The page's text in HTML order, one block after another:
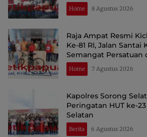
Home 8 Agustus 2026
Raja Ampat Resmi
Ke-81 RI, Jalan Santai
Semangat Persatuan
Home 7 Agustus 2026
Kapolres Sorong
Peringatan HUT ke-
Selatan
Berita 6 Agustus 2026